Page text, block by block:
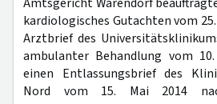
kardiologisches Gutachten vom
Arztbrief des
ambulanter Behandlung vom
einen Entlassungsbrief des
Nord vom 15. Mai 2014